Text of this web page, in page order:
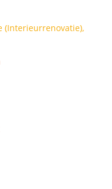
(Interieurrenovatie),